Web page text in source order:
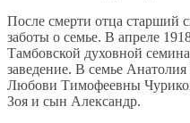
После смерти отца старший
заботы о семье. В апреле
Тамбовской духовной
заведение. В семье
Любови Тимофеевны
Зоя и сын Александр.